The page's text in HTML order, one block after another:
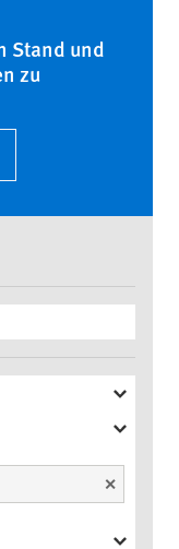
Stand und
zu
Unselect